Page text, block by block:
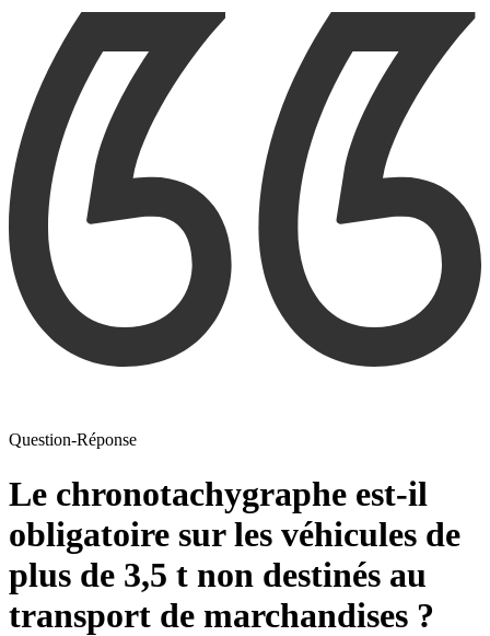
Question-Réponse
Le chronotachygraphe est-il
obligatoire sur les véhicules de
plus de 3,5 t non destinés au
transport de marchandises ?